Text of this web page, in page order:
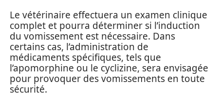
Le vétérinaire effectuera un examen clinique
complet et pourra déterminer si l’induction
du vomissement est nécessaire. Dans
certains cas, l’administration de
médicaments spécifiques, tels que
l’apomorphine ou le cyclizine, sera envisagée
pour provoquer des vomissements en toute
sécurité.